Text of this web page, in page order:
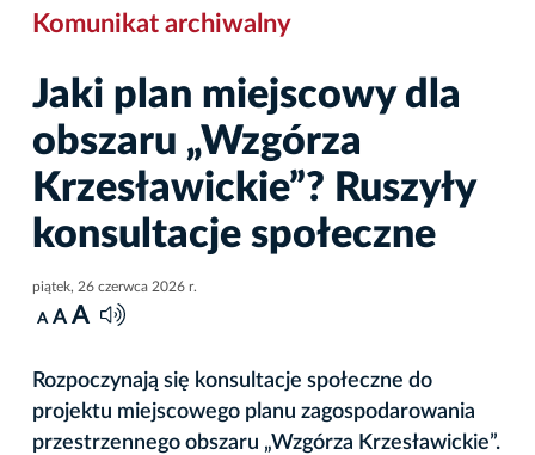
Komunikat archiwalny
Jaki plan miejscowy dla
obszaru „Wzgórza
Krzesławickie”? Ruszyły
konsultacje społeczne
piątek, 26 czerwca 2026 r.
A A A
Rozpoczynają się konsultacje społeczne do
projektu miejscowego planu zagospodarowania
przestrzennego obszaru „Wzgórza Krzesławickie”.